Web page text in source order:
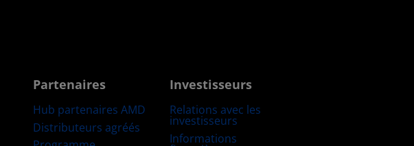
Partenaires
Hub partenaires AMD
Distributeurs agréés
Investisseurs
Relations avec les
investisseurs
Informations